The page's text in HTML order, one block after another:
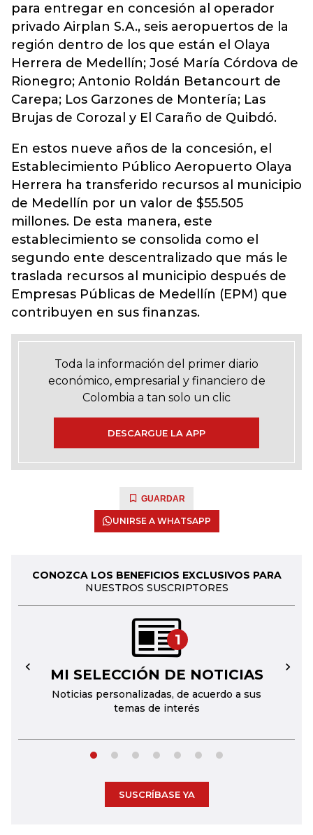
para entregar en concesión al operador
privado Airplan S.A., seis aeropuertos de la
región dentro de los que están el Olaya
Herrera de Medellín; José María Córdova de
Rionegro; Antonio Roldán Betancourt de
Carepa; Los Garzones de Montería; Las
Brujas de Corozal y El Caraño de Quibdó.
En estos nueve años de la concesión, el
Establecimiento Público Aeropuerto Olaya
Herrera ha transferido recursos al municipio
de Medellín por un valor de $55.505
millones. De esta manera, este
establecimiento se consolida como el
segundo ente descentralizado que más le
traslada recursos al municipio después de
Empresas Públicas de Medellín (EPM) que
contribuyen en sus finanzas.
Toda la información del primer diario
económico, empresarial y financiero de
Colombia a tan solo un clic
DESCARGUE LA APP
GUARDAR
UNIRSE A WHATSAPP
CONOZCA LOS BENEFICIOS EXCLUSIVOS PARA
NUESTROS SUSCRIPTORES
1
MI SELECCIÓN DE NOTICIAS
Noticias personalizadas, de acuerdo a sus
temas de interés
← →
SUSCRÍBASE YA